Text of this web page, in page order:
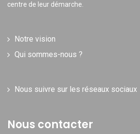
centre de leur démarche.
Notre vision
Qui sommes-nous ?
Nous suivre sur les réseaux sociaux
Nous contacter